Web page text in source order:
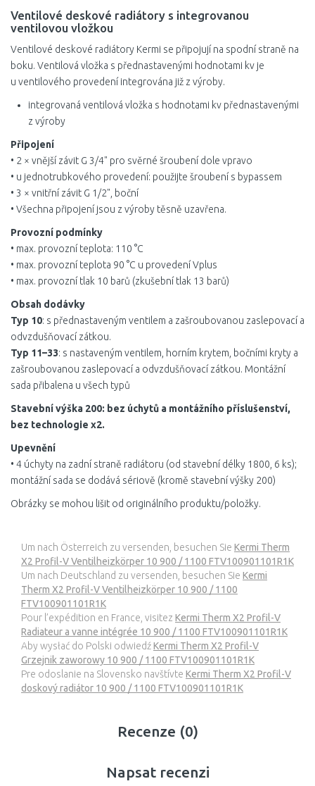
Ventilové deskové radiátory s integrovanou
ventilovou vložkou
Ventilové deskové radiátory Kermi se připojují na spodní straně na
boku. Ventilová vložka s přednastavenými hodnotami kv je
u ventilového provedení integrována již z výroby.
integrovaná ventilová vložka s hodnotami kv přednastavenými
z výroby
Připojení
• 2 × vnější závit G 3/4" pro svěrné šroubení dole vpravo
• u jednotrubkového provedení: použijte šroubení s bypassem
• 3 × vnitřní závit G 1/2", boční
• Všechna připojení jsou z výroby těsně uzavřena.
Provozní podmínky
• max. provozní teplota: 110 °C
• max. provozní teplota 90 °C u provedení Vplus
• max. provozní tlak 10 barů (zkušební tlak 13 barů)
Obsah dodávky
Typ 10: s přednastaveným ventilem a zašroubovanou zaslepovací a
odvzdušňovací zátkou.
Typ 11–33: s nastaveným ventilem, horním krytem, bočními kryty a
zašroubovanou zaslepovací a odvzdušňovací zátkou. Montážní
sada přibalena u všech typů
Stavební výška 200: bez úchytů a montážního příslušenství,
bez technologie x2.
Upevnění
• 4 úchyty na zadní straně radiátoru (od stavební délky 1800, 6 ks);
montážní sada se dodává sériově (kromě stavební výšky 200)
Obrázky se mohou lišit od originálního produktu/položky.
Um nach Österreich zu versenden, besuchen Sie Kermi Therm
X2 Profil-V Ventilheizkörper 10 900 / 1100 FTV100901101R1K
Um nach Deutschland zu versenden, besuchen Sie Kermi
Therm X2 Profil-V Ventilheizkörper 10 900 / 1100
FTV100901101R1K
Pour l’expédition en France, visitez Kermi Therm X2 Profil-V
Radiateur a vanne intégrée 10 900 / 1100 FTV100901101R1K
Aby wysłać do Polski odwiedźKermi Therm X2 Profil-V
Grzejnik zaworowy 10 900 / 1100 FTV100901101R1K
Pre odoslanie na Slovensko navštívte Kermi Therm X2 Profil-V
doskový radiátor 10 900 / 1100 FTV100901101R1K
Recenze (0)
Napsat recenzi